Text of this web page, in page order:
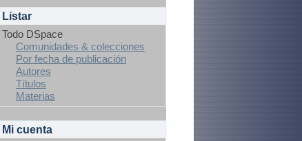
Listar
Todo DSpace
Comunidades & colecciones
Por fecha de publicación
Autores
Títulos
Materias
Mi cuenta